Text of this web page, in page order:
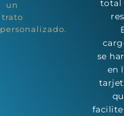
un
trato
personalizado.
total
se
en